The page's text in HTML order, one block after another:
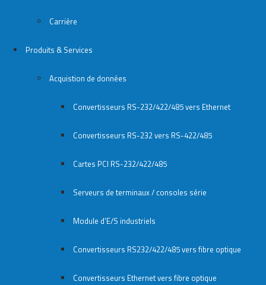
Carrière
Produits & Services
Acquistion de données
Convertisseurs RS-232/422/485 vers Ethernet
Convertisseurs RS-232 vers RS-422/485
Cartes PCI RS-232/422/485
Serveurs de terminaux / consoles série
Module d’E/S industriels
Convertisseurs RS232/422/485 vers fibre optique
Convertisseurs Ethernet vers fibre optique